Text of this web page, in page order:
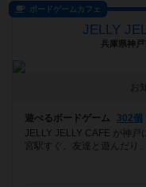
ボードゲームカフェ
JELLY
兵庫県神
お
遊べるボードゲーム
302個
JELLY JELLY CAFE が神
宮駅すぐ。友達と遊んだり